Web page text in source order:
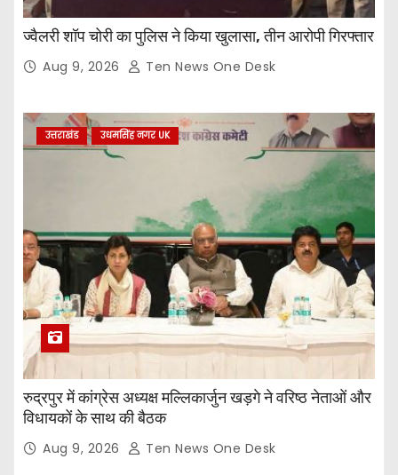
ज्वैलरी शॉप चोरी का पुलिस ने किया खुलासा, तीन आरोपी गिरफ्तार
Aug 9, 2026 Ten News One Desk
उत्तराखंड उधमसिंह नगर UK
रुद्रपुर में कांग्रेस अध्यक्ष मल्लिकार्जुन खड़गे ने वरिष्ठ नेताओं और
विधायकों के साथ की बैठक
Aug 9, 2026 Ten News One Desk